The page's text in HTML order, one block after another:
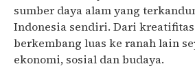
sumber daya alam yang
Indonesia sendiri. Dari
berkembang luas ke ranah lain
ekonomi, sosial dan budaya.